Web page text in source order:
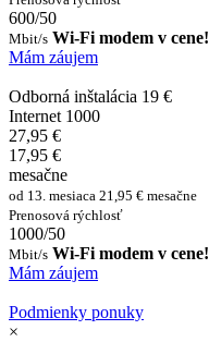
600/50
Mbit/s Wi-Fi modem v cene!
Mám záujem
Odborná inštalácia 19 €
Internet 1000
27,95 €
17,95 €
mesačne
od 13. mesiaca 21,95 € mesačne
Prenosová rýchlosť
1000/50
Mbit/s Wi-Fi modem v cene!
Mám záujem
Podmienky ponuky
×